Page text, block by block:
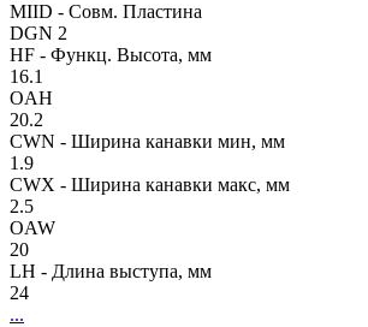
MIID - Совм. Пластина
DGN 2
HF - Функц. Высота, мм
16.1
OAH
20.2
CWN - Ширина канавки мин, мм
1.9
CWX - Ширина канавки макс, мм
2.5
OAW
20
LH - Длина выступа, мм
24
...